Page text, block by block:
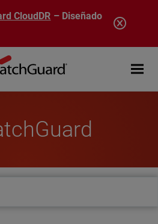
CloudDR – Diseñado
Open